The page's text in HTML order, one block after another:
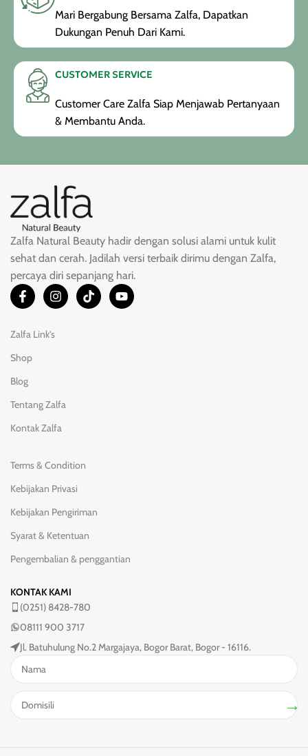
Mari Bergabung Bersama Zalfa, Dapatkan
Dukungan Penuh Dari Kami.
CUSTOMER SERVICE
Customer Care Zalfa Siap Menjawab Pertanyaan
& Membantu Anda.
Zalfa Natural Beauty hadir dengan solusi alami untuk kulit
sehat dan cerah. Jadilah versi terbaik dirimu dengan Zalfa,
percaya diri sepanjang hari.
Zalfa Link's
Shop
Blog
Tentang Zalfa
Kontak Zalfa
Terms & Condition
Kebijakan Privasi
Kebijakan Pengiriman
Syarat & Ketentuan
Pengembalian & penggantian
KONTAK KAMI
(0251) 8428-780
08111 900 3717
Jl. Batuhulung No.2 Margajaya, Bogor Barat, Bogor - 16116.
→